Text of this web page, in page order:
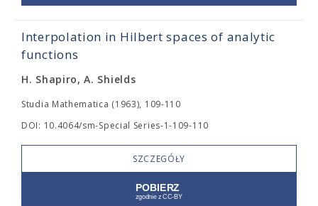
Interpolation in Hilbert spaces of analytic
functions
H. Shapiro, A. Shields
Studia Mathematica (1963), 109-110
DOI: 10.4064/sm-Special Series-1-109-110
SZCZEGÓŁY